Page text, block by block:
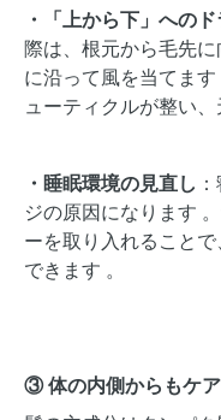
・「上から下」への
際は、根元から毛先
に沿って風を当てま
ューティクルが整い、
・睡眠環境の見直し
ジの原因になります
ーを取り入れること
できます 。
③ 体の内側からもケ